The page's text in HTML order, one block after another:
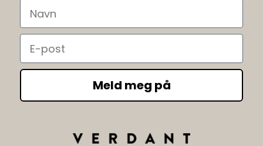
Navn
Email
Meld meg på